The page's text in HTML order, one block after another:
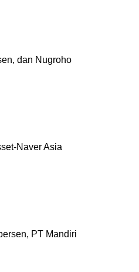
dan Nugroho
Naver Asia
PT Mandiri